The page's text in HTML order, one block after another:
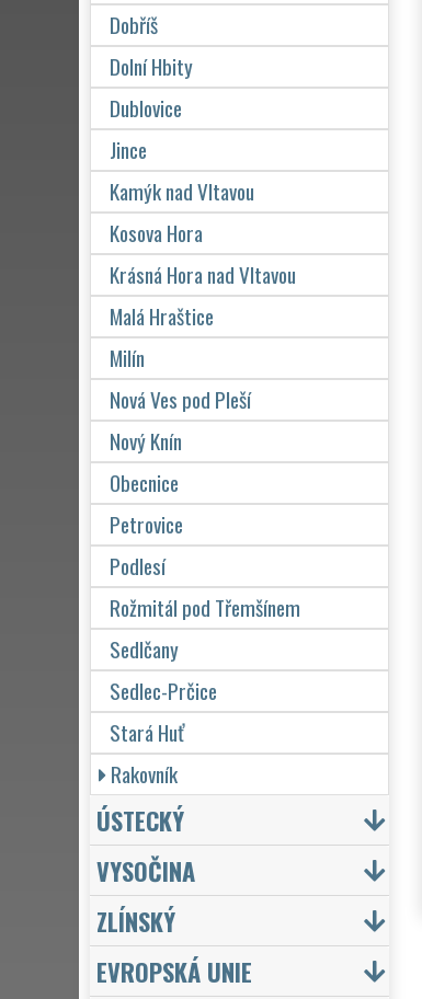
Dobříš
Dolní Hbity
Dublovice
Jince
Kamýk nad Vltavou
Kosova Hora
Krásná Hora nad Vltavou
Malá Hraštice
Milín
Nová Ves pod Pleší
Nový Knín
Obecnice
Petrovice
Podlesí
Rožmitál pod Třemšínem
Sedlčany
Sedlec-Prčice
Stará Huť
Rakovník
ÚSTECKÝ
VYSOČINA
ZLÍNSKÝ
EVROPSKÁ UNIE